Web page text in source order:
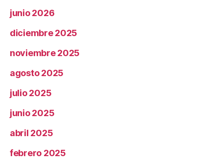
junio 2026
diciembre 2025
noviembre 2025
agosto 2025
julio 2025
junio 2025
abril 2025
febrero 2025